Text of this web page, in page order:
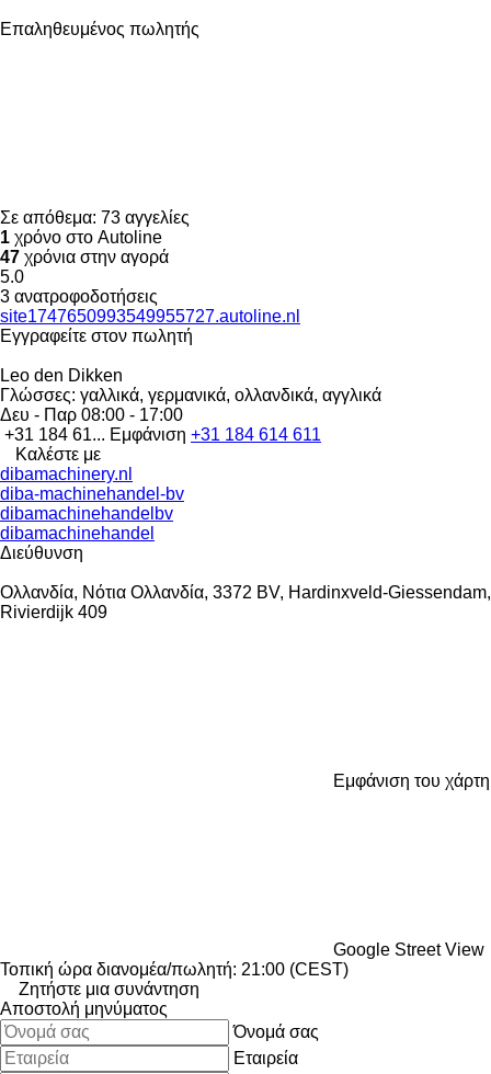
Επαληθευμένος πωλητής
Σε απόθεμα: 73 αγγελίες
1 χρόνο στο Autoline
47 χρόνια στην αγορά
5.0
3 ανατροφοδοτήσεις
site1747650993549955727.autoline.nl
Εγγραφείτε στον πωλητή
Leo den Dikken
Γλώσσες: γαλλικά, γερμανικά, ολλανδικά, αγγλικά
Δευ - Παρ 08:00 - 17:00
+31 184 61... Εμφάνιση +31 184 614 611
Καλέστε με
dibamachinery.nl
diba-machinehandel-bv
dibamachinehandelbv
dibamachinehandel
Διεύθυνση
Ολλανδία, Νότια Ολλανδία, 3372 BV, Hardinxveld-Giessendam,
Rivierdijk 409
Εμφάνιση του χάρτη
Google Street View
Τοπική ώρα διανομέα/πωλητή: 21:00 (CEST)
Ζητήστε μια συνάντηση
Αποστολή μηνύματος
Όνομά σας
Εταιρεία